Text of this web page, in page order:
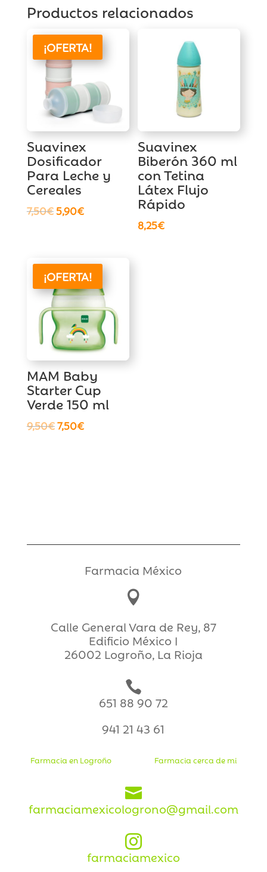
Productos relacionados
¡OFERTA!
Suavinex
Dosificador
Para Leche y
Cereales
7,50€El
7,50€.
5,90€El
5,90€.
Suavinex
Biberón 360 ml
con Tetina
Látex Flujo
Rápido
8,25€
¡OFERTA!
MAM Baby
Starter Cup
Verde 150 ml
9,50€El
7,50€El
Farmacia México

Calle General Vara de Rey, 87
Edificio México I
26002 Logroño, La Rioja

651 88 90 72
941 21 43 61
Farmacia en Logroño Farmacia cerca de mi

farmaciamexicologrono@gmail.com

farmaciamexico